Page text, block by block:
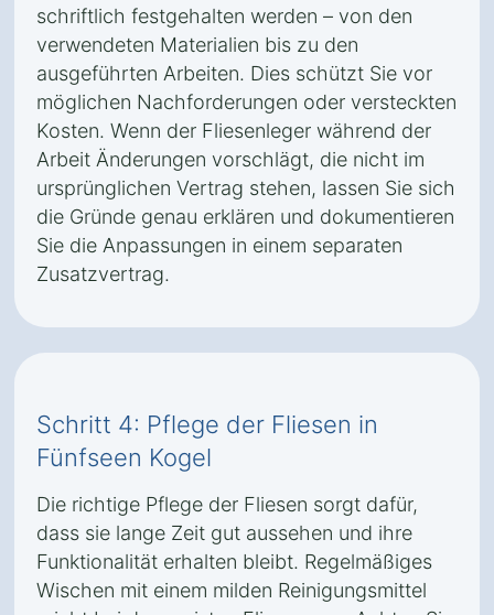
schriftlich festgehalten werden – von den
verwendeten Materialien bis zu den
ausgeführten Arbeiten. Dies schützt Sie vor
möglichen Nachforderungen oder versteckten
Kosten. Wenn der Fliesenleger während der
Arbeit Änderungen vorschlägt, die nicht im
ursprünglichen Vertrag stehen, lassen Sie sich
die Gründe genau erklären und dokumentieren
Sie die Anpassungen in einem separaten
Zusatzvertrag.
Schritt 4: Pflege der Fliesen in
Fünfseen Kogel
Die richtige Pflege der Fliesen sorgt dafür,
dass sie lange Zeit gut aussehen und ihre
Funktionalität erhalten bleibt. Regelmäßiges
Wischen mit einem milden Reinigungsmittel